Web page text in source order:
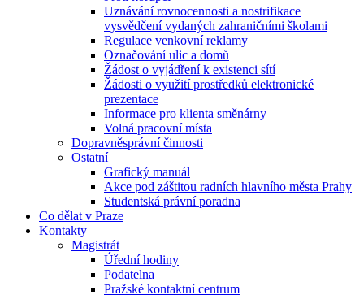
Uznávání rovnocennosti a nostrifikace
vysvědčení vydaných zahraničními školami
Regulace venkovní reklamy
Označování ulic a domů
Žádost o vyjádření k existenci sítí
Žádosti o využití prostředků elektronické
prezentace
Informace pro klienta směnárny
Volná pracovní místa
Dopravněsprávní činnosti
Ostatní
Grafický manuál
Akce pod záštitou radních hlavního města Prahy
Studentská právní poradna
Co dělat v Praze
Kontakty
Magistrát
Úřední hodiny
Podatelna
Pražské kontaktní centrum